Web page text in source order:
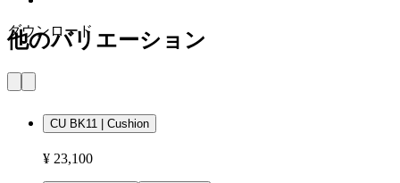
ダウンロード
他のバリエーション
CU BK11 | Cushion
¥ 23,100